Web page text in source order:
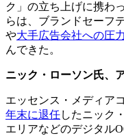
ク」の立ち上げに携わっ
らは、ブランドセーフ
や大手広告会社への圧力
んできた。
ニック・ローソン氏、
エッセンス・メディア
年末に退任したニック
エリアなどのデジタル